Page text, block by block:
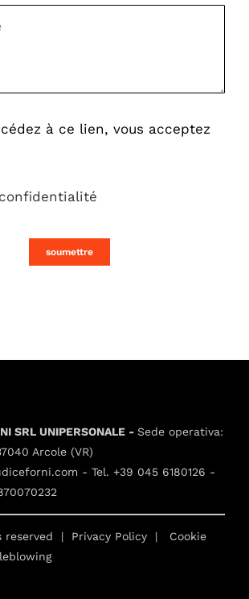
à ce lien, vous acceptez
soumettre
SRL UNIPERSONALE - Sede operativa:
Arcole (VR)
- Tel. +39 045 6180126 -
reserved | Privacy Policy | Cookie